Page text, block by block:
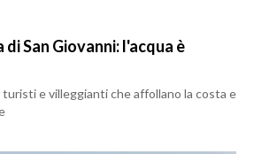
San Giovanni: l'acqua è
turisti e villeggianti che affollano la costa e